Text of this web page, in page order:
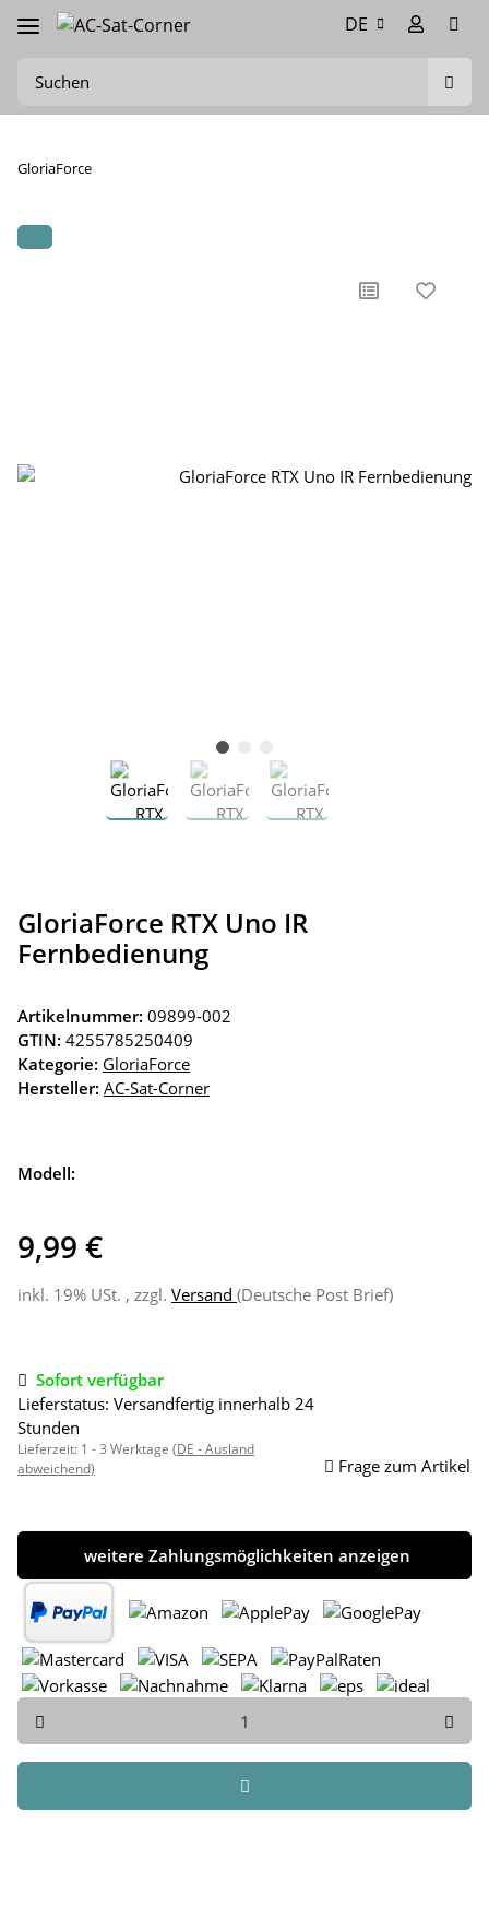
DE
GloriaForce
GloriaForce RTX Uno IR
Fernbedienung
Artikelnummer: 09899-002
GTIN: 4255785250409
Kategorie: GloriaForce
Hersteller: AC-Sat-Corner
Modell:
9,99 €
inkl. 19% USt. , zzgl. Versand (Deutsche Post Brief)
Sofort verfügbar
Lieferstatus: Versandfertig innerhalb 24
Stunden
Lieferzeit: 1 - 3 Werktage (DE - Ausland
abweichend)
Frage zum Artikel
weitere Zahlungsmöglichkeiten anzeigen